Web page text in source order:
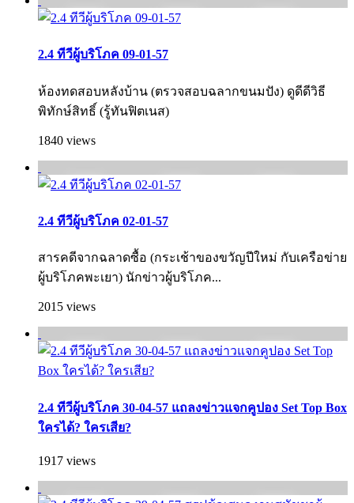
2.4 ทีวีผู้บริโภค 09-01-57
ห้องทดสอบหลังบ้าน (ตรวจสอบฉลากขนมปัง) ดูดีดีวิธี
พิทักษ์สิทธิ์ (รู้ทันฟิตเนส)
1840 views
2.4 ทีวีผู้บริโภค 02-01-57
สารคดีจากฉลาดซื้อ (กระเช้าของขวัญปีใหม่ กับเครือข่าย
ผู้บริโภคพะเยา) นักข่าวผู้บริโภค...
2015 views
2.4 ทีวีผู้บริโภค 30-04-57 แถลงข่าวแจกคูปอง Set Top Box
ใครได้? ใครเสีย?
1917 views